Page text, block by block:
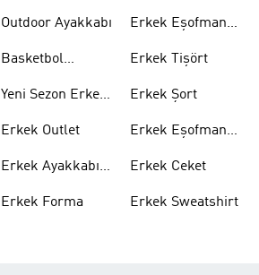
Outdoor Ayakkabı
Basketbol
Yeni Sezon Erkek
Erkek Outlet
Erkek Ayakkabı
Erkek Forma
Erkek Eşofman
Erkek Tişört
Erkek Şort
Erkek Eşofman
Erkek Ceket
Erkek Sweatshirt